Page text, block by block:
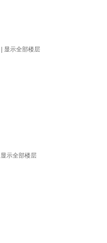
显示全部楼层
显示全部楼层